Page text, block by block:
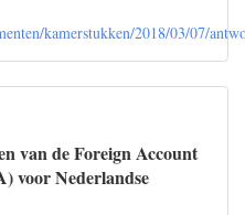
kamerstukken/2018/03/07/
van de Foreign Account
voor Nederlandse